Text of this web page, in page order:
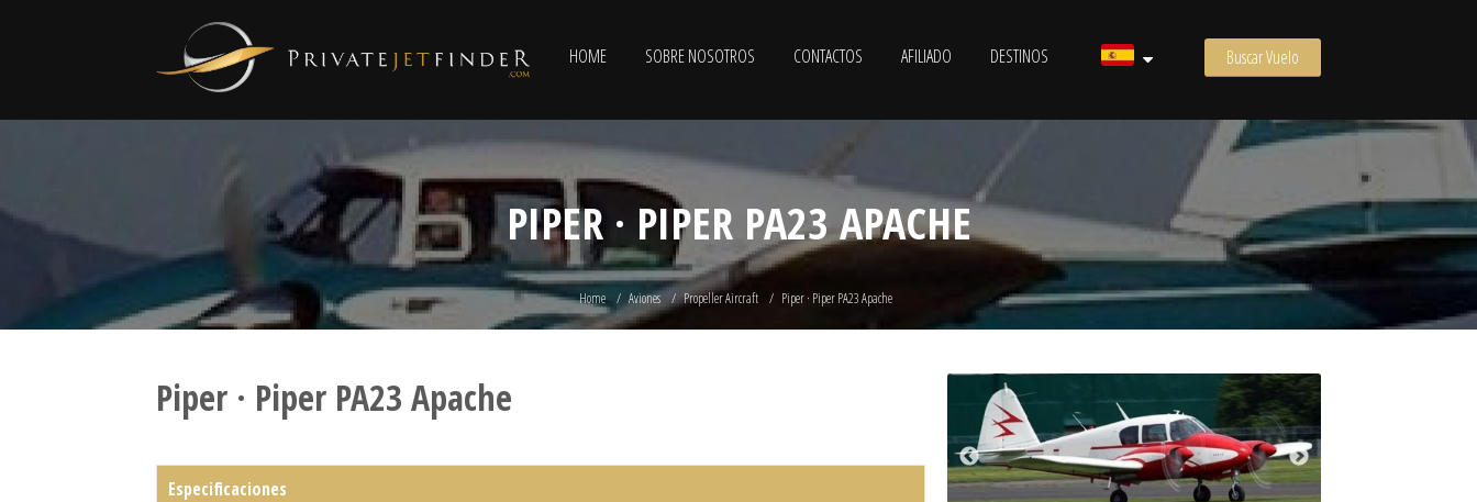
HOME SOBRE NOSOTROS CONTACTOS AFILIADO DESTINOS Buscar Vuelo
PIPER · PIPER PA23 APACHE
Home Aviones Propeller Aircraft Piper · Piper PA23 Apache
Piper · Piper PA23 Apache
Especificaciones